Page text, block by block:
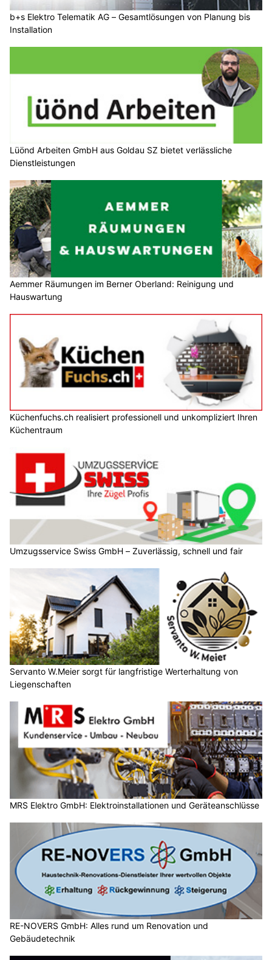
b+s Elektro Telematik AG – Gesamtlösungen von Planung bis
Installation
Lüönd Arbeiten GmbH aus Goldau SZ bietet verlässliche
Dienstleistungen
Aemmer Räumungen im Berner Oberland: Reinigung und
Hauswartung
Küchenfuchs.ch realisiert professionell und unkompliziert Ihren
Küchentraum
Umzugsservice Swiss GmbH – Zuverlässig, schnell und fair
Servanto W.Meier sorgt für langfristige Werterhaltung von
Liegenschaften
MRS Elektro GmbH: Elektroinstallationen und Geräteanschlüsse
RE-NOVERS GmbH: Alles rund um Renovation und
Gebäudetechnik